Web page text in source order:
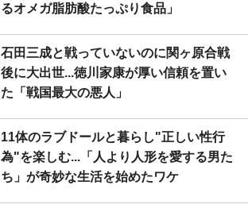
るオメガ脂肪酸たっぷり食品」
石田三成と戦っていないのに関ヶ原合戦
後に大出世...徳川家康が厚い信頼を置い
た「戦国最大の悪人」
11体のラブドールと暮らし"正しい性行
為"を楽しむ...「人より人形を愛する男た
ち」が奇妙な生活を始めたワケ